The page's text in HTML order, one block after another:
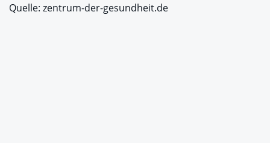
Quelle: zentrum-der-gesundheit.de